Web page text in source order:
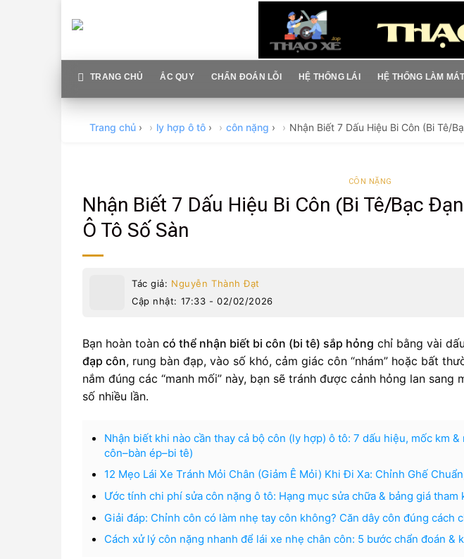
TRANG CHỦ ẮC QUY CHẨN ĐOÁN LỖI HỆ THỐNG LÁI HỆ THỐNG LÀM
Trang chủ › ly hợp ô tô › côn nặng › Nhận Biết 7 Dấu Hiệu Bi Côn (Bi Tê/
CÔN NẶNG
Nhận Biết 7 Dấu Hiệu Bi Côn (Bi Tê/Bạc
Ô Tô Số Sàn
Tác giả: Nguyễn Thành Đạt
Cập nhật: 17:33 - 02/02/2026
Bạn hoàn toàn có thể nhận biết bi côn (bi tê) sắp hỏng chỉ bằng vài
đạp côn, rung bàn đạp, vào số khó, cảm giác côn “nhám” hoặc bất
nắm đúng các “manh mối” này, bạn sẽ tránh được cảnh hỏng lan sang
số nhiều lần.
Nhận biết khi nào cần thay cả bộ côn (ly hợp) ô tô: 7 dấu hiệu, mốc km
côn–bàn ép–bi tê)
12 Mẹo Lái Xe Tránh Mỏi Chân (Giảm Ê Mỏi) Khi Đi Xa: Chỉnh Ghế
Ước tính chi phí sửa côn nặng ô tô: Hạng mục sửa chữa & bảng giá tham
Giải đáp: Chỉnh côn có làm nhẹ tay côn không? Căn dây côn đúng cách
Cách xử lý côn nặng nhanh để lái xe nhẹ chân côn: 5 bước chẩn đoán &